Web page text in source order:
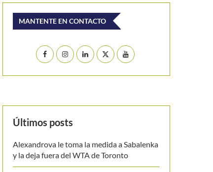
MANTENTE EN CONTACTO
Últimos posts
Alexandrova le toma la medida a Sabalenka
y la deja fuera del WTA de Toronto